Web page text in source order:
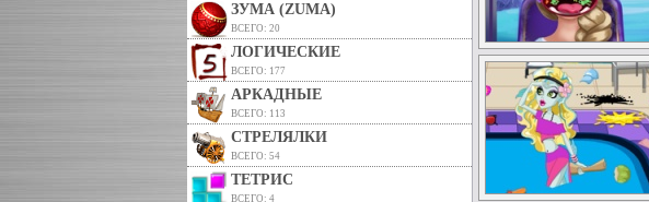
ЗУМА (ZUMA)
ВСЕГО: 20
ЛОГИЧЕСКИЕ
ВСЕГО: 177
АРКАДНЫЕ
ВСЕГО: 113
СТРЕЛЯЛКИ
ВСЕГО: 54
ТЕТРИС
ВСЕГО: 4